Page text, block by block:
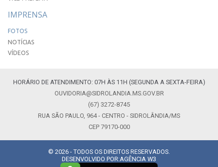
IMPRENSA
FOTOS
NOTÍCIAS
VÍDEOS
HORÁRIO DE ATENDIMENTO: 07H ÀS 11H (SEGUNDA A SEXTA-FEIRA)
OUVIDORIA@SIDROLANDIA.MS.GOV.BR
(67) 3272-8745
RUA SÃO PAULO, 964 - CENTRO - SIDROLÂNDIA/MS
CEP 79170-000
© 2026 - TODOS OS DIREITOS RESERVADOS.
DESENVOLVIDO POR:AGÊNCIA W3